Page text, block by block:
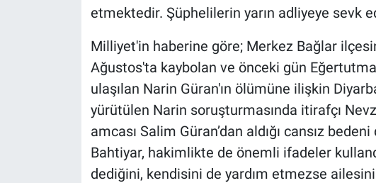
etmektedir. Şüphelilerin yarın adliyeye sevk
Milliyet'in haberine göre; Merkez Bağlar
Ağustos'ta kaybolan ve önceki gün
ulaşılan Narin Güran'ın ölümüne ilişkin
yürütülen Narin soruşturmasında itirafçı
amcası Salim Güran’dan aldığı cansız
Bahtiyar, hakimlikte de önemli ifadeler
dediğini, kendisini de yardım etmezse